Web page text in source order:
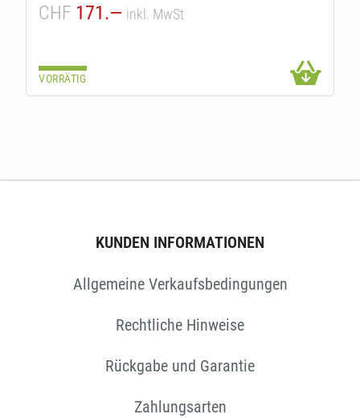
CHF 171.— inkl. MwSt
VORRÄTIG
KUNDEN INFORMATIONEN
Allgemeine Verkaufsbedingungen
Rechtliche Hinweise
Rückgabe und Garantie
Zahlungsarten